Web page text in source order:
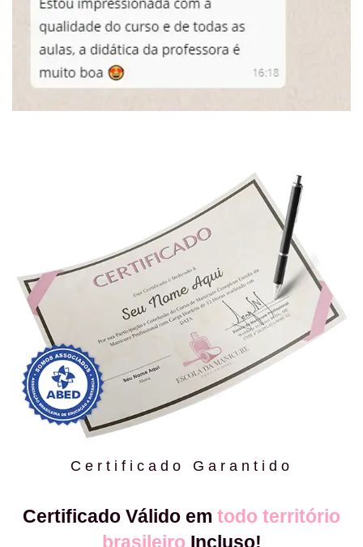
Certificado Garantido
Certificado Válido em todo território
brasileiro Incluso!